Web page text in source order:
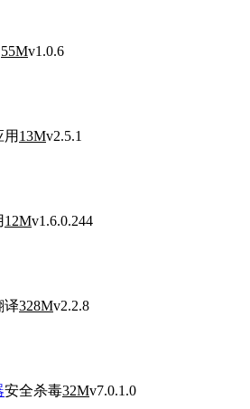
55Mv1.0.6
用 13Mv2.5.1
12Mv1.6.0.244
译328Mv2.2.8
安全杀毒32Mv7.0.1.0